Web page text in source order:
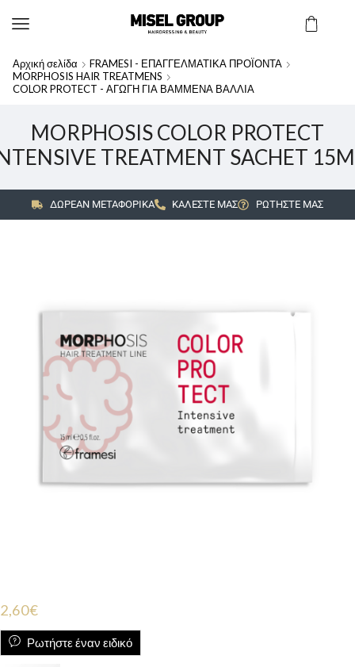
Αρχική σελίδα
FRAMESI - ΕΠΑΓΓΕΛΜΑΤΙΚΑ ΠΡΟΪΟΝΤΑ
MORPHOSIS HAIR TREATMENS
COLOR PROTECT - ΑΓΩΓΗ ΓΙΑ ΒΑΜΜΕΝΑ ΒΑΛΛΙΑ
MORPHOSIS COLOR PROTECT
TREATMENT SACHET
ΔΩΡΕΑΝ ΜΕΤΑΦΟΡΙΚΑ ΚΑΛΕΣΤΕ ΜΑΣ ΡΩΤΗΣΤΕ ΜΑΣ
2,60€
Ρωτήστε έναν ειδικό